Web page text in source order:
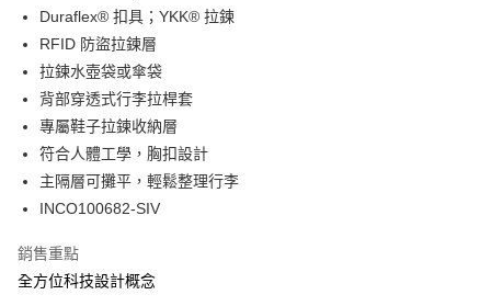
1.分期款項不併入電信帳單，「大哥付你分期」於每月結算日後寄送繳費提
2.透過簡訊連結打開帳單後，可選擇「超商條碼／台灣大直營門市／銀行轉
帳／街口支付／iPASS MONEY」等通路繳費。
【注意事項】
1.本服務係由「台灣大哥大股份有限公司」（以下簡稱本公司）所提供，讓
用戶於交易時，得透過本服務購買商品或服務，並由商店將買賣／分期付款
2.基於同意付款使用「大哥付你分期」之契約關係目的，商店將以您的個人
資料（包含姓名、電話或地址）提供予台灣大哥大進項蒐集、處理及利用，
3.完整用戶服務條款，請詳閱以下連結：
每筆NT$100，滿NT$1,500(含以上)免運費
付款後門市自取
免運費
貨到付款
每筆NT$80，滿NT$1,000(含以上)免運費
Duraflex® 扣具；YKK® 拉鍊
RFID 防盜拉鍊層
拉鍊水壺袋或傘袋
背部穿透式行李拉桿套
專屬鞋子拉鍊收納層
符合人體工學，胸扣設計
主隔層可攤平，輕鬆整理行李
INCO100682-SIV
銷售重點
全方位科技設計概念